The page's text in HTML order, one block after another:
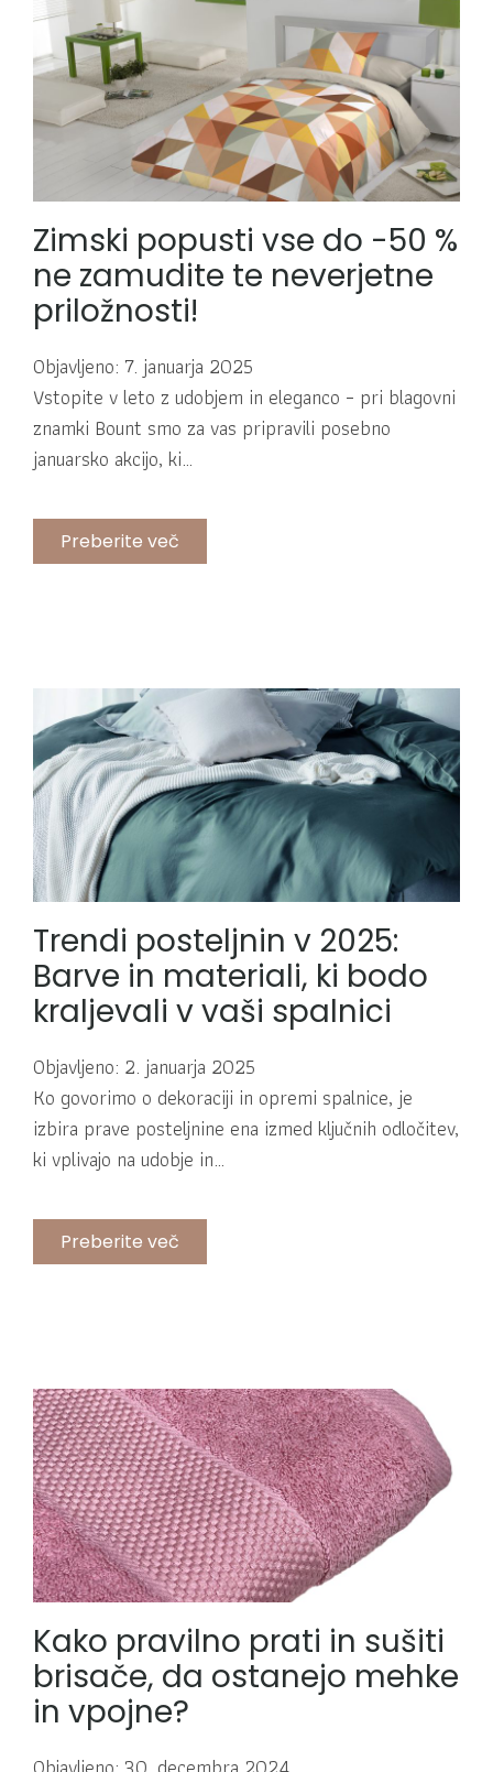
Zimski popusti vse do -50 %
ne zamudite te neverjetne
priložnosti!
Objavljeno: 7. januarja 2025
Vstopite v leto z udobjem in eleganco – pri blagovni
znamki Bount smo za vas pripravili posebno
januarsko akcijo, ki…
Preberite več
Trendi posteljnin v 2025:
Barve in materiali, ki bodo
kraljevali v vaši spalnici
Objavljeno: 2. januarja 2025
Ko govorimo o dekoraciji in opremi spalnice, je
izbira prave posteljnine ena izmed ključnih odločitev,
ki vplivajo na udobje in…
Preberite več
Kako pravilno prati in sušiti
brisače, da ostanejo mehke
in vpojne?